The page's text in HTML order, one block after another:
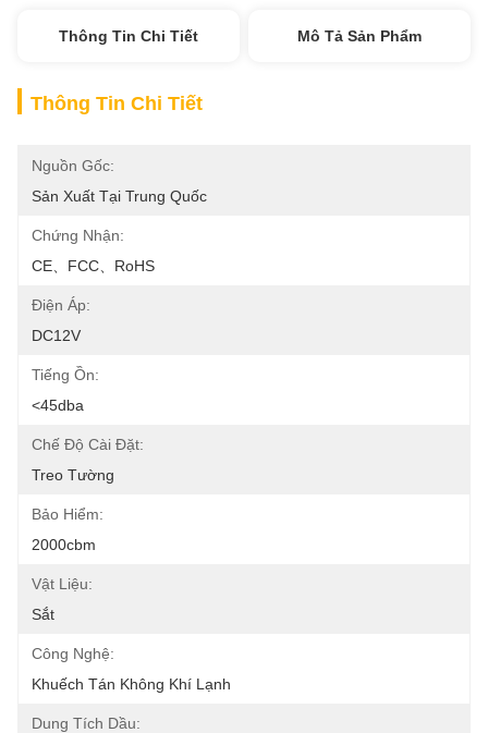
Thông Tin Chi Tiết Mô Tả Sản Phẩm
Thông Tin Chi Tiết
Nguồn Gốc:
Sản Xuất Tại Trung Quốc
Chứng Nhận:
CE、FCC、RoHS
Điện Áp:
DC12V
Tiếng Ồn:
<45dba
Chế Độ Cài Đặt:
Treo Tường
Bảo Hiểm:
2000cbm
Vật Liệu:
Sắt
Công Nghệ:
Khuếch Tán Không Khí Lạnh
Dung Tích Dầu: